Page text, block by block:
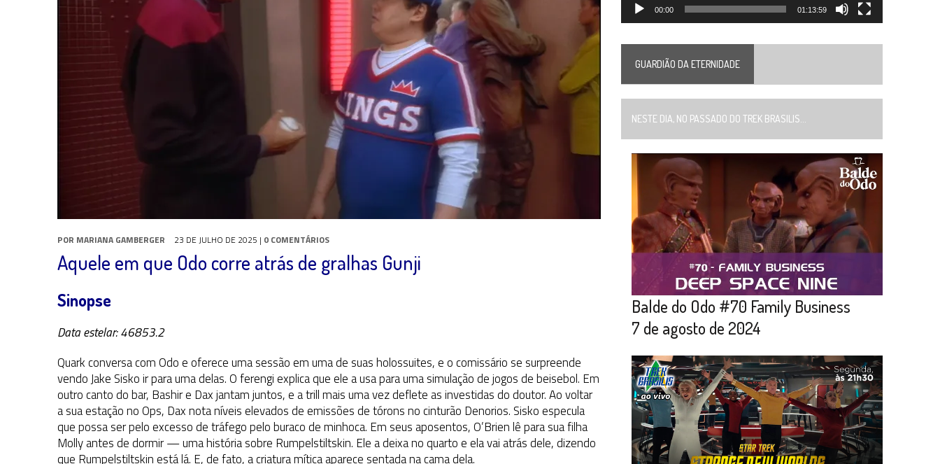
POR MARIANA GAMBERGER 23 DE JULHO DE 2025 | 0 COMENTÁRIOS
Aquele em que Odo corre atrás de gralhas Gunji
Sinopse
Data estelar: 46853.2
Quark conversa com Odo e oferece uma sessão em uma de suas holossuites, e o comissário se surpreende
vendo Jake Sisko ir para uma delas. O ferengi explica que ele a usa para uma simulação de jogos de beisebol. Em
outro canto do bar, Bashir e Dax jantam juntos, e a trill mais uma vez deflete as investidas do doutor. Ao voltar
a sua estação no Ops, Dax nota níveis elevados de emissões de tórons no cinturão Denorios. Sisko especula
que possa ser pelo excesso de tráfego pelo buraco de minhoca. Em seus aposentos, O’Brien lê para sua filha
Molly antes de dormir — uma história sobre Rumpelstiltskin. Ele a deixa no quarto e ela vai atrás dele, dizendo
que Rumpelstiltskin está lá. E, de fato, a criatura mítica aparece sentada na cama dela.
00:00 01:13:59
GUARDIÃO DA ETERNIDADE
NESTE DIA, NO PASSADO DO TREK BRASILIS...
Balde do Odo #70 Family Business
7 de agosto de 2024